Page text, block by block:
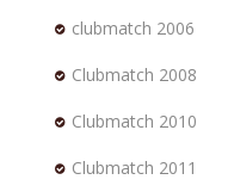
clubmatch 2006
Clubmatch 2008
Clubmatch 2010
Clubmatch 2011